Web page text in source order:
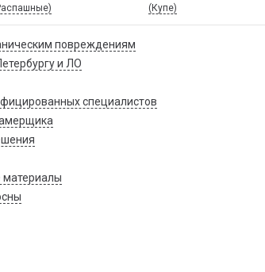
(Купе)
повреждениям
и ЛО
специалистов
материалы